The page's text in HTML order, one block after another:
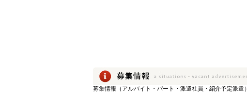
募集情報（アルバイト・パート・派遣社員・紹介予定派遣）